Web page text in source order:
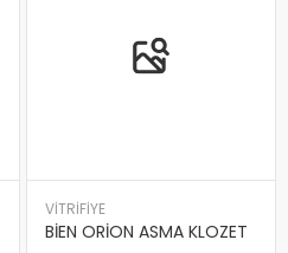
VİTRİFİYE
BİEN ORİON ASMA KLOZET